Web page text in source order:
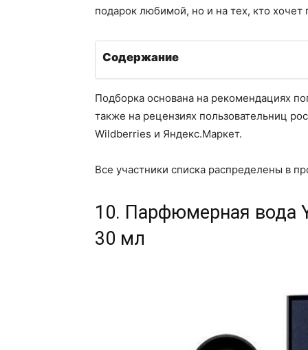
подарок любимой, но и на тех, кто
Содержание
Подборка основана на рекомендациях
также на рецензиях пользовательниц
Wildberries и Яндекс.Маркет.
Все участники списка распределены в
10. Парфюмерная вода
30 мл